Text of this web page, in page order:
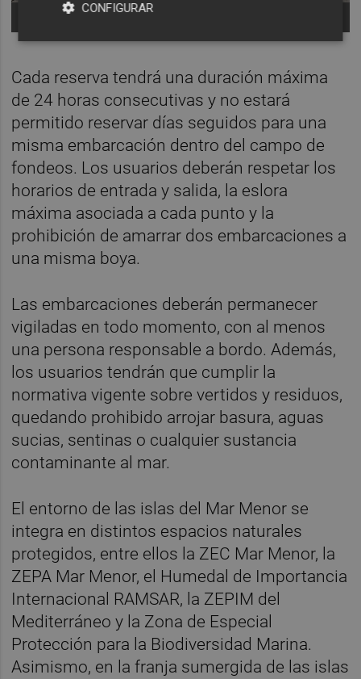
Fondeadores en el Mar Menor -
Cada reserva tendrá una duración máxima
de 24 horas consecutivas y no estará
permitido reservar días seguidos para una
misma embarcación dentro del campo de
fondeos. Los usuarios deberán respetar los
horarios de entrada y salida, la eslora
máxima asociada a cada punto y la
prohibición de amarrar dos embarcaciones a
una misma boya.
Las embarcaciones deberán permanecer
vigiladas en todo momento, con al menos
una persona responsable a bordo. Además,
los usuarios tendrán que cumplir la
normativa vigente sobre vertidos y residuos,
quedando prohibido arrojar basura, aguas
sucias, sentinas o cualquier sustancia
contaminante al mar.
El entorno de las islas del Mar Menor se
integra en distintos espacios naturales
protegidos, entre ellos la ZEC Mar Menor, la
ZEPA Mar Menor, el Humedal de Importancia
Internacional RAMSAR, la ZEPIM del
Mediterráneo y la Zona de Especial
Protección para la Biodiversidad Marina.
Asimismo, en la franja sumergida de las islas
CONFIGURAR